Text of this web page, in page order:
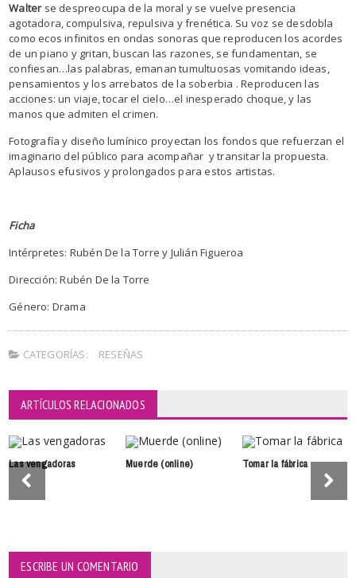
Walterse despreocupa de la moral y se vuelve presencia
agotadora, compulsiva, repulsiva y frenética. Su voz se desdobla
como ecos infinitos en ondas sonoras que reproducen los acordes
de un piano y gritan, buscan las razones, se fundamentan, se
confiesan…las palabras, emanan tumultuosas vomitando ideas,
pensamientos y los arrebatos de la soberbia . Reproducen las
acciones: un viaje, tocar el cielo…el inesperado choque, y las
manos que admiten el crimen.
Fotografía y diseño lumínico proyectan los fondos que refuerzan el
imaginario del público para acompañar y transitar la propuesta.
Aplausos efusivos y prolongados para estos artistas.
Ficha
Intérpretes: Rubén De la Torre y Julián Figueroa
Dirección: Rubén De la Torre
Género: Drama
CATEGORÍAS: RESEÑAS
ARTÍCULOS RELACIONADOS
Las vengadoras Muerde (online) Tomar la fábrica
ESCRIBE UN COMENTARIO